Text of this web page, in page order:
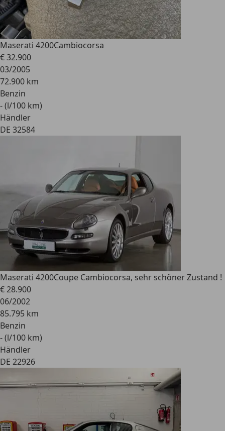
Maserati 4200Cambiocorsa
€ 32.900
03/2005
72.900 km
Benzin
- (l/100 km)
Händler
DE 32584
Maserati 4200Coupe Cambiocorsa, sehr schöner Zustand !
€ 28.900
06/2002
85.795 km
Benzin
- (l/100 km)
Händler
DE 22926